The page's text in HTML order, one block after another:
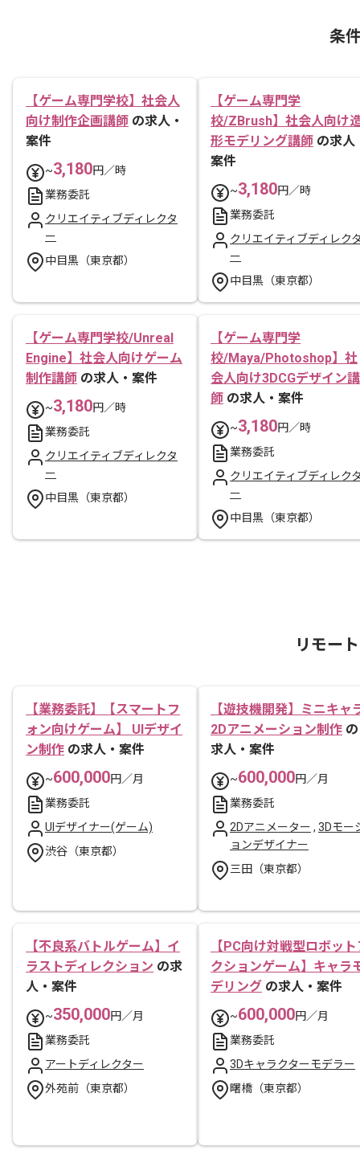
条
【ゲーム専門学校】社会人
向け制作企画講師 の求人・
案件
~3,180円／時
業務委託
クリエイティブディレクタ
ー
中目黒（東京都）
【ゲーム専門学
校/ZBrush】社会人向け
形モデリング講師 の求人
案件
~3,180円／時
業務委託
クリエイティブディレク
ー
中目黒（東京都）
【ゲーム専門学校/Unreal
Engine】社会人向けゲーム
制作講師 の求人・案件
~3,180円／時
業務委託
クリエイティブディレクタ
ー
中目黒（東京都）
【ゲーム専門学
校/Maya/Photoshop】社
会人向け3DCGデザイン講
師 の求人・案件
~3,180円／時
業務委託
クリエイティブディレク
ー
中目黒（東京都）
リモー
【業務委託】【スマートフ
ォン向けゲーム】 UIデザイ
ン制作 の求人・案件
~600,000円／月
業務委託
UIデザイナー(ゲーム)
渋谷（東京都）
【遊技機開発】ミニキャ
2Dアニメーション制作 の
求人・案件
~600,000円／月
業務委託
2Dアニメーター , 3Dモー
ョンデザイナー
三田（東京都）
【不良系バトルゲーム】イ
ラストディレクション の求
人・案件
~350,000円／月
業務委託
アートディレクター
外苑前（東京都）
【PC向け対戦型ロボット
クションゲーム】キャラ
デリング の求人・案件
~600,000円／月
業務委託
3Dキャラクターモデラー
曙橋（東京都）